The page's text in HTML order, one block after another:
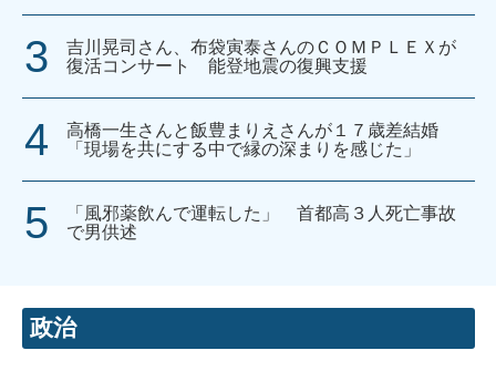
吉川晃司さん、布袋寅泰さんのＣＯＭＰＬＥＸが
復活コンサート 能登地震の復興支援
高橋一生さんと飯豊まりえさんが１７歳差結婚
「現場を共にする中で縁の深まりを感じた」
「風邪薬飲んで運転した」 首都高３人死亡事故
で男供述
政治